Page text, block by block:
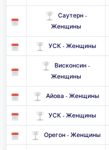
Саутерн -
Женщины
УСК - Женщины
Висконсин -
Женщины
Айова - Женщины
УСК - Женщины
Орегон - Женщины